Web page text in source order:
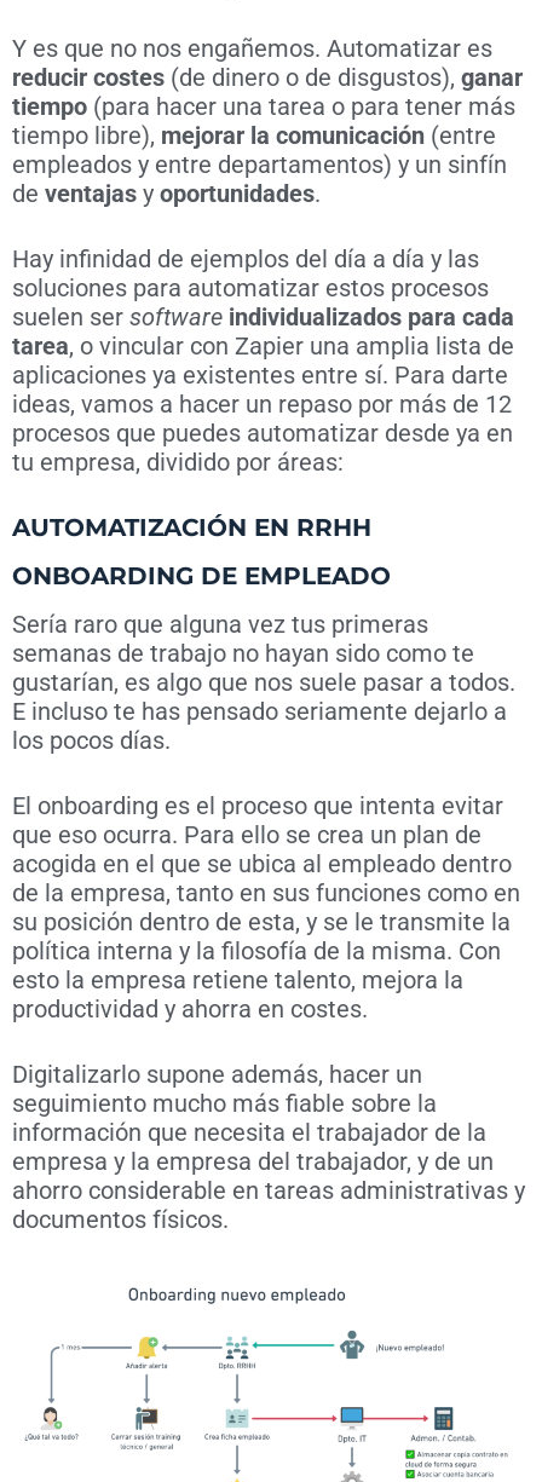
Y es que no nos engañemos. Automatizar es
reducir costes (de dinero o de disgustos), ganar
tiempo (para hacer una tarea o para tener más
tiempo libre), mejorar la comunicación (entre
empleados y entre departamentos) y un sinfín
de ventajas y oportunidades.
Hay infinidad de ejemplos del día a día y las
soluciones para automatizar estos procesos
suelen ser software individualizados para cada
tarea, o vincular con Zapier una amplia lista de
aplicaciones ya existentes entre sí. Para darte
ideas, vamos a hacer un repaso por más de 12
procesos que puedes automatizar desde ya en
tu empresa, dividido por áreas:
AUTOMATIZACIÓN EN RRHH
ONBOARDING DE EMPLEADO
Sería raro que alguna vez tus primeras
semanas de trabajo no hayan sido como te
gustarían, es algo que nos suele pasar a todos.
E incluso te has pensado seriamente dejarlo a
los pocos días.
El onboarding es el proceso que intenta evitar
que eso ocurra. Para ello se crea un plan de
acogida en el que se ubica al empleado dentro
de la empresa, tanto en sus funciones como en
su posición dentro de esta, y se le transmite la
política interna y la filosofía de la misma. Con
esto la empresa retiene talento, mejora la
productividad y ahorra en costes.
Digitalizarlo supone además, hacer un
seguimiento mucho más fiable sobre la
información que necesita el trabajador de la
empresa y la empresa del trabajador, y de un
ahorro considerable en tareas administrativas y
documentos físicos.